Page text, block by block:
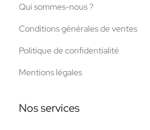
Qui sommes-nous ?
Conditions générales de ventes
Politique de confidentialité
Mentions légales
Nos services